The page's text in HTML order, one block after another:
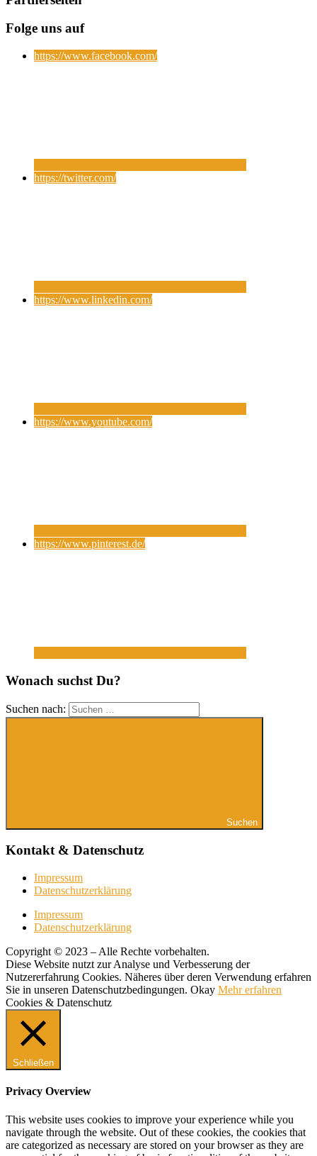
Folge uns auf
https://www.facebook.com/
https://twitter.com/
https://www.linkedin.com/
https://www.youtube.com/
https://www.pinterest.de/
Wonach suchst Du?
Suchen nach:
Suchen
Kontakt & Datenschutz
Impressum
Datenschutzerklärung
Impressum
Datenschutzerklärung
Copyright © 2023 – Alle Rechte vorbehalten.
Diese Website nutzt zur Analyse und Verbesserung der
Nutzererfahrung Cookies. Näheres über deren Verwendung erfahren
Sie in unseren Datenschutzbedingungen. Okay Mehr erfahren
Cookies & Datenschutz
Schließen
Privacy Overview
This website uses cookies to improve your experience while you
navigate through the website. Out of these cookies, the cookies that
are categorized as necessary are stored on your browser as they are